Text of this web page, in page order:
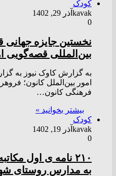
کودک
kavak آذر 29, 1402
0
نخستین جایزه
بین‌المللی قصه‌گویی
به گزارش کاوک نیوز به
امور بین‌الملل کانون؛
فرهنگی کانون…
بیشتر بخوانید »
کودک
kavak آذر 19, 1402
0
به مدارس روستای